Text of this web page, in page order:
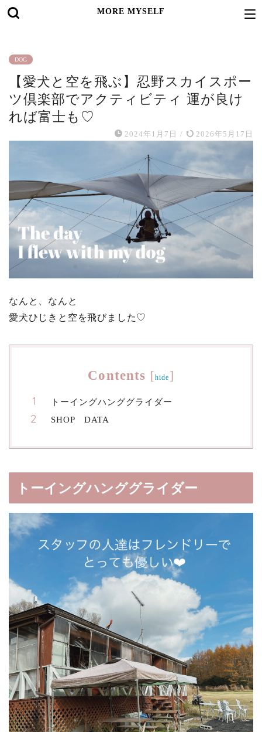
MORE MYSELF
DOG
【愛犬と空を飛ぶ】忍野スカイスポー
ツ倶楽部でアクティビティ 運が良け
れば富士も♡
2024年1月7日 / 2026年5月17日
なんと、なんと
愛犬ひじきと空を飛びました♡
Contents [hide ]
トーイングハンググライダー
SHOP DATA
トーイングハンググライダー